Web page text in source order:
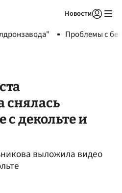
Новости
Проблемы с
снялась
с декольте и
выложила видео